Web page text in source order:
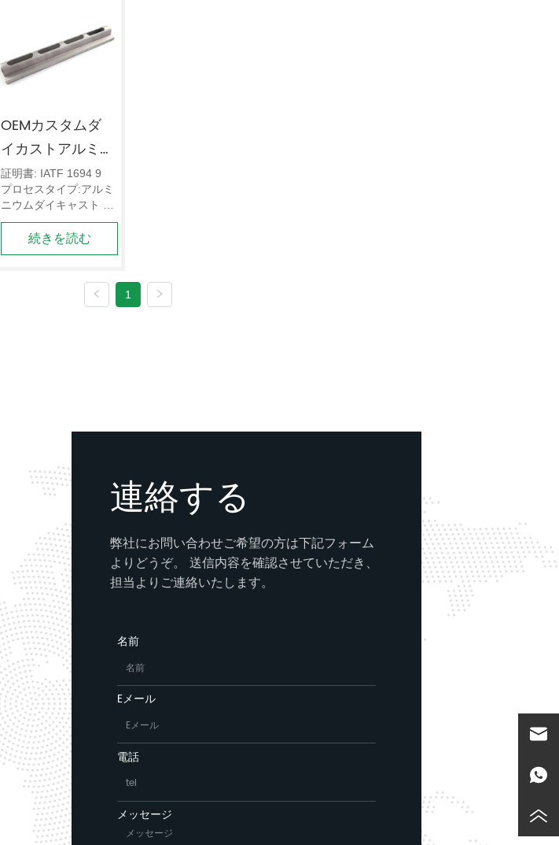
OEMカスタムダ
イカストアルミニ
ウム電気ハウジン
グ部品
証明書: IATF 1694 9
プロセスタイプ:アルミ
ニウムダイキャスト デ
ッサンのフォーマット:
3 Dデッサン（STPま
たはIGS）;および2 D
はPDF）  CNCの最小
公差は0.0 0 5 mmから
続きを読む
1
連絡する
弊社にお問い合わせご希望の方は下記フォーム
よりどうぞ。 送信内容を確認させていただき、
担当よりご連絡いたします。
名前
Eメール
電話
メッセージ